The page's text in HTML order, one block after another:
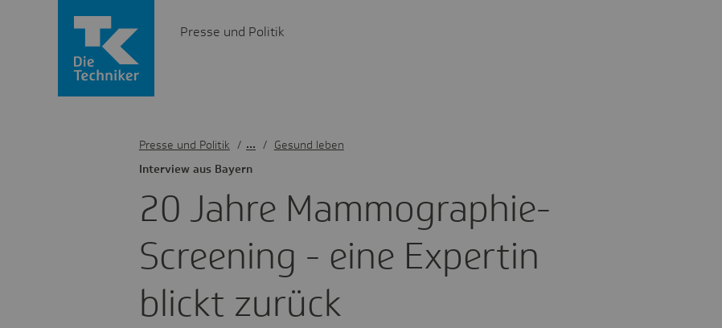
Presse und Politik
20 Jahre Mammo­gra­phie-
Scree­ning - eine Expertin
blickt zurück
Inter­view aus Bayern
Presse und Politik / Gesund leben